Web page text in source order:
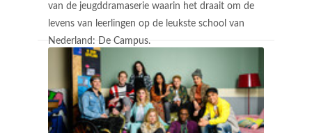
van de jeugddramaserie waarin het draait om de
levens van leerlingen op de leukste school van
Nederland: De Campus.